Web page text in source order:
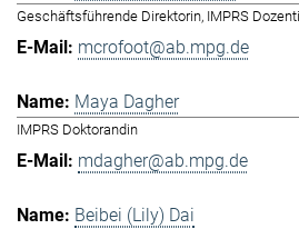
Geschäftsführende Direktorin, IMPRS
mcrofoot@ab.mpg.de
Maya Dagher
IMPRS Doktorandin
mdagher@ab.mpg.de
Beibei (Lily) Dai